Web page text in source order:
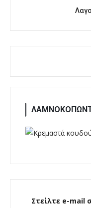
Στείλτε e-mail